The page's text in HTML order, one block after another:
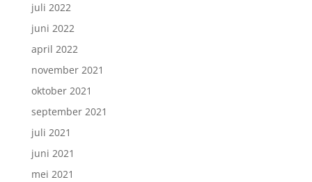
juli 2022
juni 2022
april 2022
november 2021
oktober 2021
september 2021
juli 2021
juni 2021
mei 2021